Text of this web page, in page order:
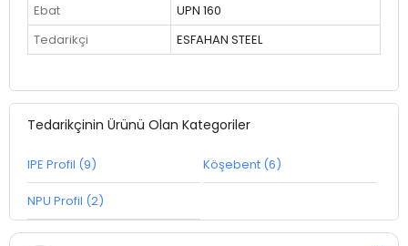
Ebat
UPN 160
Tedarikçi
ESFAHAN STEEL
Tedarikçinin Ürünü Olan Kategoriler
IPE Profil (9) Köşebent (6)
NPU Profil (2)